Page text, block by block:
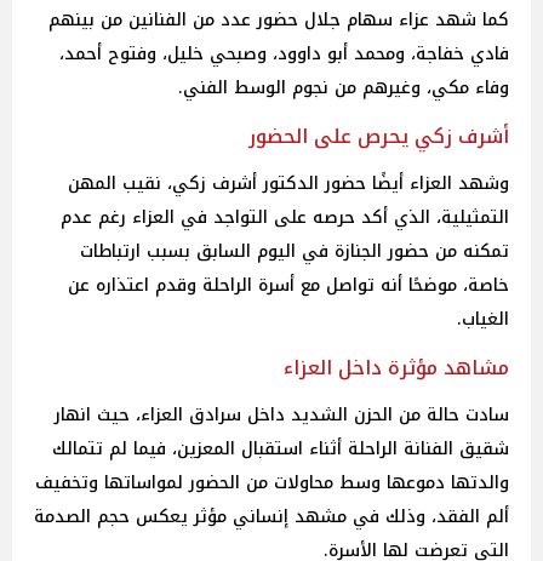
كما شهد عزاء سهام جلال حضور عدد من الفنانين من بينهم
فادي خفاجة، ومحمد أبو داوود، وصبحي خليل، وفتوح أحمد،
وفاء مكي، وغيرهم من نجوم الوسط الفني.
أشرف زكي يحرص على الحضور
وشهد العزاء أيضًا حضور الدكتور أشرف زكي، نقيب المهن
التمثيلية، الذي أكد حرصه على التواجد في العزاء رغم عدم
تمكنه من حضور الجنازة في اليوم السابق بسبب ارتباطات
خاصة، موضحًا أنه تواصل مع أسرة الراحلة وقدم اعتذاره عن
الغياب.
مشاهد مؤثرة داخل العزاء
سادت حالة من الحزن الشديد داخل سرادق العزاء، حيث انهار
شقيق الفنانة الراحلة أثناء استقبال المعزين، فيما لم تتمالك
والدتها دموعها وسط محاولات من الحضور لمواساتها وتخفيف
ألم الفقد، وذلك في مشهد إنساني مؤثر يعكس حجم الصدمة
التي تعرضت لها الأسرة.